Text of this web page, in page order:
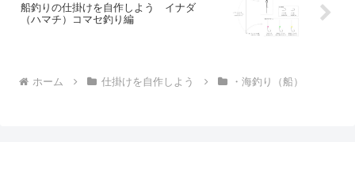
船釣りの仕掛けを自作しよう イナダ
（ハマチ）コマセ釣り編
ホーム 仕掛けを自作しよう ・海釣り（船）